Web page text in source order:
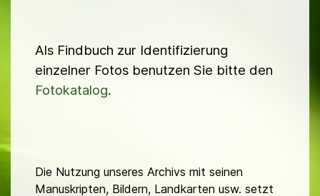
Als Findbuch zur Identifizierung
einzelner Fotos benutzen Sie bitte den
Fotokatalog.
Die Nutzung unseres Archivs mit seinen
Manuskripten, Bildern, Landkarten usw. setzt